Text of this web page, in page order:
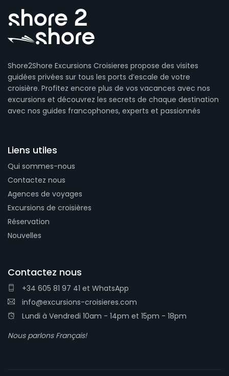
Shore2Shore Excursions Croisieres propose des visites
guidées privées sur tous les ports d’escale de votre
croisière. Profitez encore plus de vos vacances avec nos
excursions et découvrez les secrets de chaque destination
avec nos guides francophones, experts et passionnés
Liens utiles
Qui sommes-nous
Contactez nous
Agences de voyages
Excursions de croisières
Réservation
Nouvelles
Contactez nous
+34 605 81 97 41 et WhatsApp
info@excursions-croisieres.com
Lundi à Vendredi 10am - 14pm et 15pm - 18pm
Nous parlons Français!